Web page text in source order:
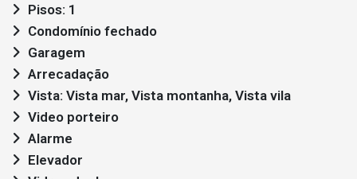
Pisos: 1
Condomínio fechado
Garagem
Arrecadação
Vista: Vista mar, Vista montanha, Vista vila
Video porteiro
Alarme
Elevador